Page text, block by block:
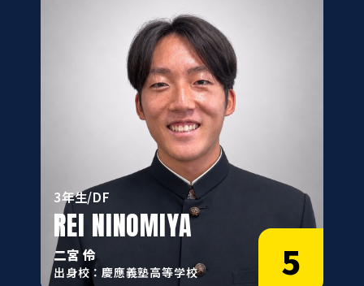
5
3年生/DF
REI NINOMIYA
二宮 伶
出身校：慶應義塾高等学校